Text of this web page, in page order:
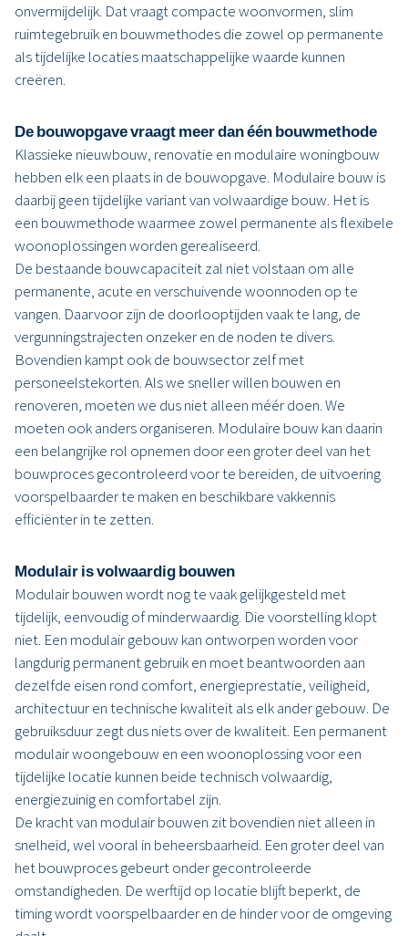
onvermijdelijk. Dat vraagt compacte woonvormen, slim
ruimtegebruik en bouwmethodes die zowel op permanente
als tijdelijke locaties maatschappelijke waarde kunnen
creëren.
De bouwopgave vraagt meer dan één bouwmethode
Klassieke nieuwbouw, renovatie en modulaire woningbouw
hebben elk een plaats in de bouwopgave. Modulaire bouw is
daarbij geen tijdelijke variant van volwaardige bouw. Het is
een bouwmethode waarmee zowel permanente als flexibele
woonoplossingen worden gerealiseerd.
De bestaande bouwcapaciteit zal niet volstaan om alle
permanente, acute en verschuivende woonnoden op te
vangen. Daarvoor zijn de doorlooptijden vaak te lang, de
vergunningstrajecten onzeker en de noden te divers.
Bovendien kampt ook de bouwsector zelf met
personeelstekorten. Als we sneller willen bouwen en
renoveren, moeten we dus niet alleen méér doen. We
moeten ook anders organiseren. Modulaire bouw kan daarin
een belangrijke rol opnemen door een groter deel van het
bouwproces gecontroleerd voor te bereiden, de uitvoering
voorspelbaarder te maken en beschikbare vakkennis
efficiënter in te zetten.
Modulair is volwaardig bouwen
Modulair bouwen wordt nog te vaak gelijkgesteld met
tijdelijk, eenvoudig of minderwaardig. Die voorstelling klopt
niet. Een modulair gebouw kan ontworpen worden voor
langdurig permanent gebruik en moet beantwoorden aan
dezelfde eisen rond comfort, energieprestatie, veiligheid,
architectuur en technische kwaliteit als elk ander gebouw. De
gebruiksduur zegt dus niets over de kwaliteit. Een permanent
modulair woongebouw en een woonoplossing voor een
tijdelijke locatie kunnen beide technisch volwaardig,
energiezuinig en comfortabel zijn.
De kracht van modulair bouwen zit bovendien niet alleen in
snelheid, wel vooral in beheersbaarheid. Een groter deel van
het bouwproces gebeurt onder gecontroleerde
omstandigheden. De werftijd op locatie blijft beperkt, de
timing wordt voorspelbaarder en de hinder voor de omgeving